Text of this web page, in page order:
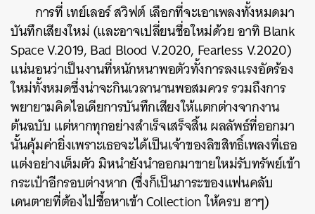
การที่ เทย์เลอร์ สวิฟต์ เลือกที่จะเอาเพลงทั้งหมดมา
บันทึกเสียงใหม่ (และอาจเปลี่ยนชื่อใหม่ด้วย อาทิ Blank
Space V.2019, Bad Blood V.2020, Fearless V.2020)
แน่นอนว่าเป็นงานที่หนักหนาพอตัวทั้งการลงแรงอัดร้อง
ใหม่ทั้งหมดซึ่งน่าจะกินเวลานานพอสมควร รวมถึงการ
พยายามคิดไอเดียการบันทึกเสียงให้แตกต่างจากงาน
ต้นฉบับ แต่หากทุกอย่างสำเร็จเสร็จสิ้น ผลลัพธ์ที่ออกมา
นั้นคุ้มค่ายิ่งเพราะเธอจะได้เป็นเจ้าของลิขสิทธิ์เพลงที่เธอ
แต่งอย่างเต็มตัว มิหนำยังนำออกมาขายใหม่รับทรัพย์เข้า
กระเป๋าอีกรอบต่างหาก (ซึ่งก็เป็นภาระของแฟนคลับ
เดนตายที่ต้องไปซื้อหาเข้า Collection ให้ครบ ฮาๆ)